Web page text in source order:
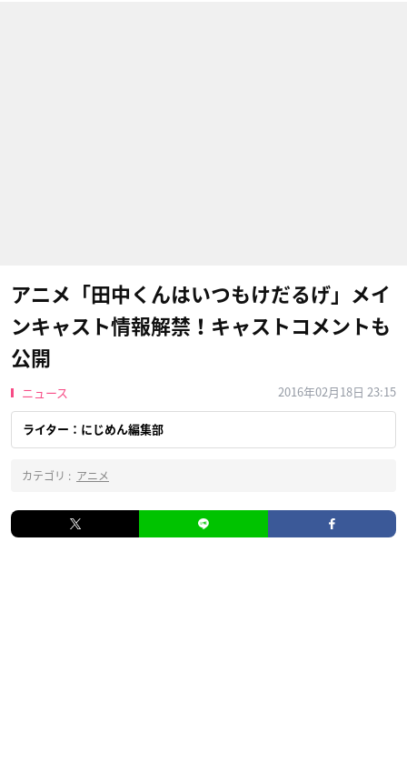
アニメ「田中くんはいつもけだるげ」メイ
ンキャスト情報解禁！キャストコメントも
公開
ニュース 2016年02月18日 23:15
ライター：にじめん編集部
カテゴリ : アニメ